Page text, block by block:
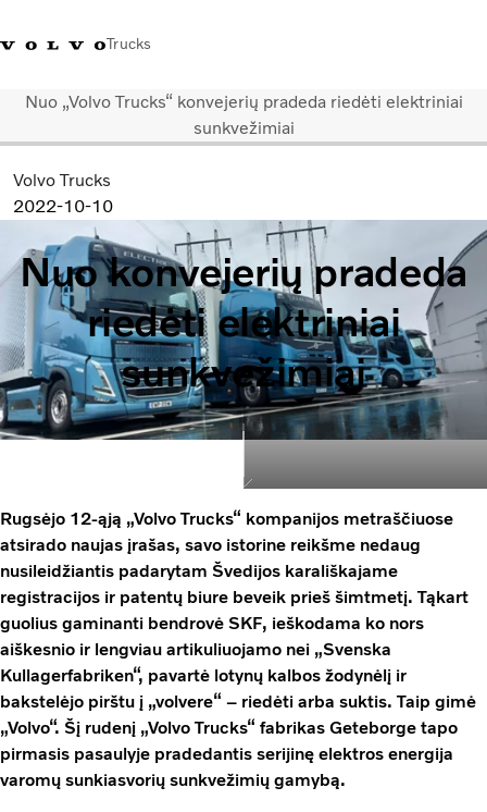
Trucks
+ 370 610 19991 Volvo Trucks parduotuvėPrisijungti Lietuva
Transporto sprendimai
Sunkvežimiai
Paslaugos
Volvo Truck Builder
Kontaktai
Naujienos
Apie mus
Nuo „Volvo Trucks“ konvejerių pradeda riedėti elektriniai
sunkvežimiai
Volvo Trucks
2022-10-10
Nuo konvejerių pradeda
riedėti elektriniai
sunkvežimiai
Rugsėjo 12-ąją „Volvo Trucks“ kompanijos metraščiuose
atsirado naujas įrašas, savo istorine reikšme nedaug
nusileidžiantis padarytam Švedijos karališkajame
registracijos ir patentų biure beveik prieš šimtmetį. Tąkart
guolius gaminanti bendrovė SKF, ieškodama ko nors
aiškesnio ir lengviau artikuliuojamo nei „Svenska
Kullagerfabriken“, pavartė lotynų kalbos žodynėlį ir
bakstelėjo pirštu į „volvere“ – riedėti arba suktis. Taip gimė
„Volvo“. Šį rudenį „Volvo Trucks“ fabrikas Geteborge tapo
pirmasis pasaulyje pradedantis serijinę elektros energija
varomų sunkiasvorių sunkvežimių gamybą.